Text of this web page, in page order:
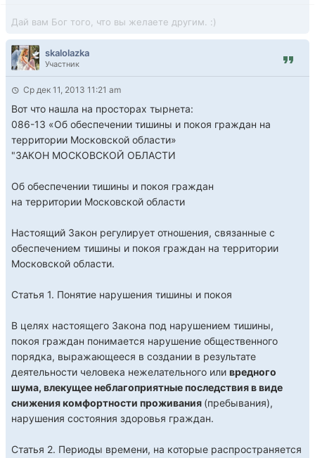
Дай вам Бог того, что вы желаете другим. :)
skalolazka
Участник
Ср дек 11, 2013 11:21 am
Вот что нашла на просторах тырнета:
086-13 «Об обеспечении тишины и покоя граждан на
территории Московской области»
"ЗАКОН МОСКОВСКОЙ ОБЛАСТИ
Об обеспечении тишины и покоя граждан
на территории Московской области
Настоящий Закон регулирует отношения, связанные с
обеспечением тишины и покоя граждан на территории
Московской области.
Статья 1. Понятие нарушения тишины и покоя
В целях настоящего Закона под нарушением тишины,
покоя граждан понимается нарушение общественного
порядка, выражающееся в создании в результате
деятельности человека нежелательного или вредного
шума, влекущее неблагоприятные последствия в виде
снижения комфортности проживания (пребывания),
нарушения состояния здоровья граждан.
Статья 2. Периоды времени, на которые распространяется